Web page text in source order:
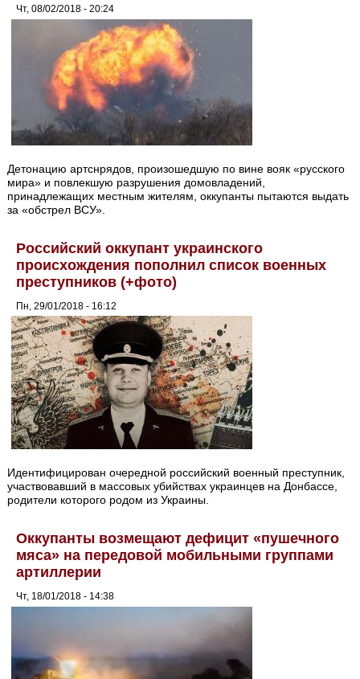
Чт, 08/02/2018 - 20:24
Детонацию артснрядов, произошедшую по вине вояк «русского
мира» и повлекшую разрушения домовладений,
принадлежащих местным жителям, оккупанты пытаются выдать
за «обстрел ВСУ».
Российский оккупант украинского
происхождения пополнил список военных
преступников (+фото)
Пн, 29/01/2018 - 16:12
Идентифицирован очередной российский военный преступник,
участвовавший в массовых убийствах украинцев на Донбассе,
родители которого родом из Украины.
Оккупанты возмещают дефицит «пушечного
мяса» на передовой мобильными группами
артиллерии
Чт, 18/01/2018 - 14:38